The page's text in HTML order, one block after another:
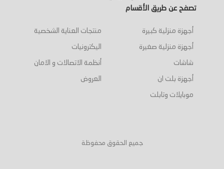
تصفح عن طريق الأقسام
أجهزة منزلية كبيرة
أجهزة منزلية صغيرة
شاشات
أجهزة بلت ان
موبايلات وتابلت
منتجات العناية الشخصية
اليكترونيات
أنظمة الاتصالات و الامان
العروض
جميع الحقوق محفوظة